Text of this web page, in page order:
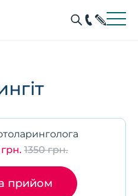
грн. 1350 грн.
прийом